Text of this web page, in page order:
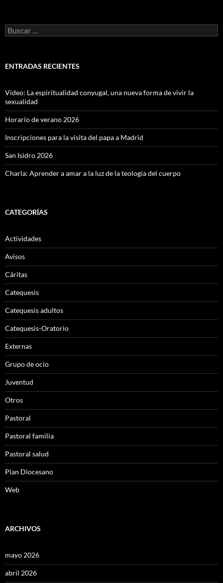
Buscar:
ENTRADAS RECIENTES
Vídeo: La espiritualidad conyugal, una nueva forma de vivir la
sexualidad
Horario de verano 2026
Inscripciones para la visita del papa a Madrid
San Isidro 2026
Charla: Aprender a amar a la luz de la teología del cuerpo
CATEGORÍAS
Actividades
Avisos
Cáritas
Catequesis
Catequesis adultos
Catequesis-Oratorio
Externas
Grupo de ocio
Juventud
Otros
Pastoral
Pastoral familia
Pastoral salud
Plan Diocesano
Web
ARCHIVOS
mayo 2026
abril 2026